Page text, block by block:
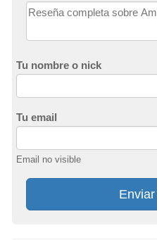
Tu nombre o nick
Tu email
Email no visible